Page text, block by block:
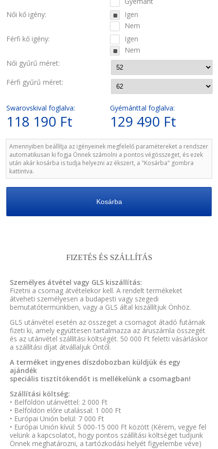
Női kő igény:
Igen
Nem
Férfi kő igény:
Igen
Nem
Női gyűrű méret:
Férfi gyűrű méret:
Swarovskival foglalva:
118 190 Ft
Gyémánttal foglalva:
129 490 Ft
Amennyiben beállítja az igényeinek megfelelő paramétereket a rendszer
automatikusan ki fogja Önnek számolni a pontos végösszeget, és ezek
után akár kosárba is tudja helyezni az ékszert, a "Kosárba" gombra
kattintva.
Kosárba
FIZETÉS ÉS SZÁLLÍTÁS
Személyes átvétel vagy GLS kiszállítás:
Fizetni a csomag átvételekor kell. A rendelt termékeket
átveheti személyesen a budapesti vagy szegedi
bemutatótermünkben, vagy a GLS által kiszállítjuk Önhöz.
GLS utánvétel esetén az összeget a csomagot átadó futárnak
fizeti ki, amely együttesen tartalmazza az áruszámla összegét
és az utánvétel szállítási költségét. 50 000 Ft feletti vásárláskor
a szállítási díjat átvállaljuk Öntől.
A terméket ingyenes díszdobozban küldjük és egy
ajándék
speciális tisztítókendőt is mellékelünk a csomagban!
Szállítási költség:
• Belföldön utánvéttel: 2 000 Ft
• Belföldön előre utalással: 1 000 Ft
• Európai Unión belül: 7 000 Ft
• Európai Unión kívül: 5 000-15 000 Ft között (Kérem, vegye fel
velünk a kapcsolatot, hogy pontos szállítási költséget tudjunk
Önnek meghatározni, a tartózkodási helyét figyelembe véve)